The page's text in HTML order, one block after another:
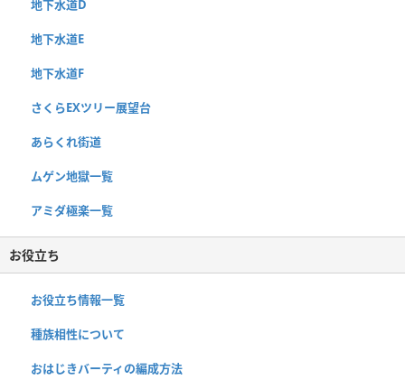
地下水道D
地下水道E
地下水道F
さくらEXツリー展望台
あらくれ街道
ムゲン地獄一覧
アミダ極楽一覧
お役立ち
お役立ち情報一覧
種族相性について
おはじきバーティの編成方法